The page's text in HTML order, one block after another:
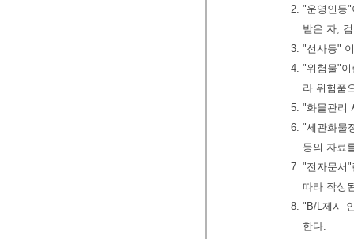
2. "운영인등
받은 자,
3. "선사등"
4. "위험물"
라 위험품
5. "화물관리
6. "세관화물
등의 자료
7. "전자문서
따라 작성
8. "B/L제시
한다.